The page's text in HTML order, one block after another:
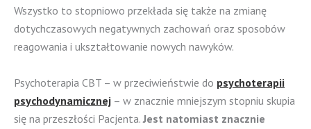
Wszystko to stopniowo przekłada się także na zmianę
dotychczasowych negatywnych zachowań oraz sposobów
reagowania i ukształtowanie nowych nawyków.
Psychoterapia CBT – w przeciwieństwie do psychoterapii
psychodynamicznej – w znacznie mniejszym stopniu skupia
się na przeszłości Pacjenta.Jest natomiast znacznie